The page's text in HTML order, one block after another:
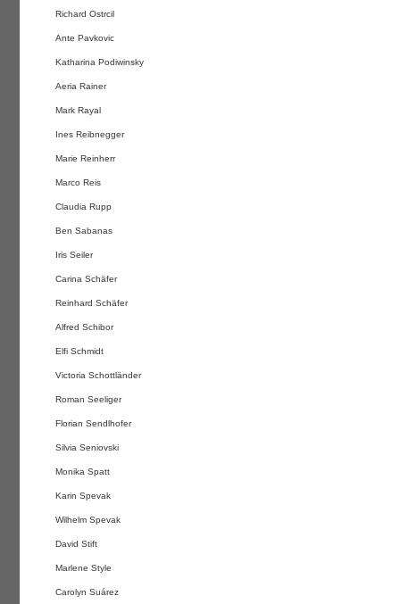
Richard Ostrcil
Ante Pavkovic
Katharina Podiwinsky
Aeria Rainer
Mark Rayal
Ines Reibnegger
Marie Reinherr
Marco Reis
Claudia Rupp
Ben Sabanas
Iris Seiler
Carina Schäfer
Reinhard Schäfer
Alfred Schibor
Elfi Schmidt
Victoria Schottländer
Roman Seeliger
Florian Sendlhofer
Silvia Seniovski
Monika Spatt
Karin Spevak
Wilhelm Spevak
David Stift
Marlene Style
Carolyn Suárez